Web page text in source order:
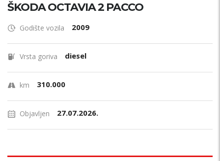
ŠKODA OCTAVIA 2 PACCO
Godište vozila 2009
Vrsta goriva diesel
km 310.000
Objavljen 27.07.2026.